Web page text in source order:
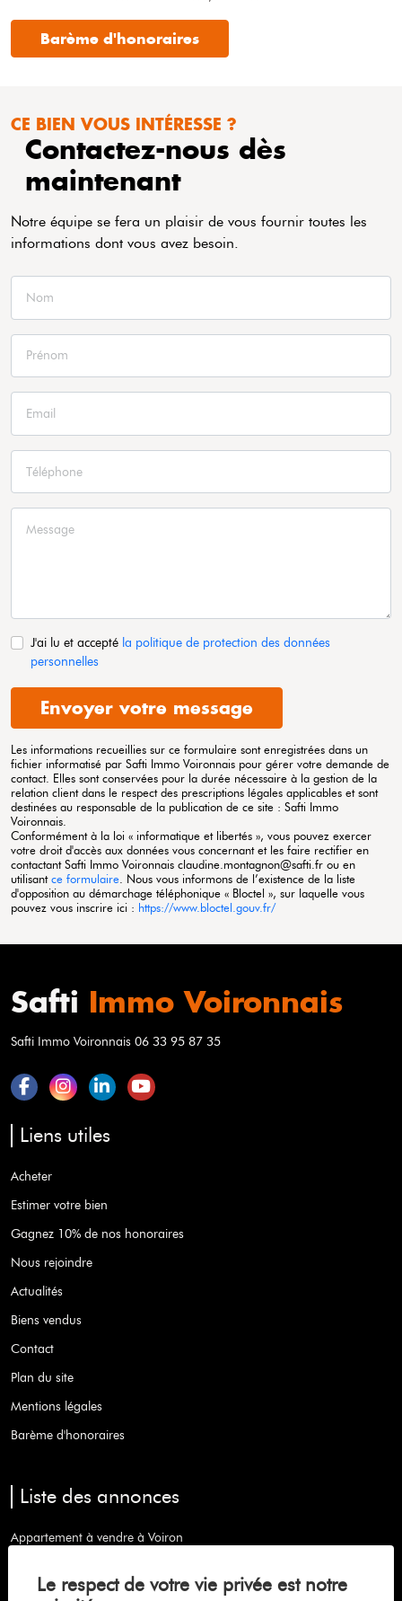
Le respect de votre vie privée est notre
Barème d'honoraires
CE BIEN VOUS INTÉRESSE ?
Contactez-nous dès
maintenant
Notre équipe se fera un plaisir de vous fournir toutes les
informations dont vous avez besoin.
J'ai lu et accepté la politique de protection des données
personnelles
Envoyer votre message
Les informations recueillies sur ce formulaire sont enregistrées dans un
fichier informatisé par Safti Immo Voironnais pour gérer votre demande de
contact. Elles sont conservées pour la durée nécessaire à la gestion de la
relation client dans le respect des prescriptions légales applicables et sont
destinées au responsable de la publication de ce site : Safti Immo
Voironnais
Conformément à la loi « informatique et libertés », vous pouvez exercer
votre droit d'accès aux données vous concernant et les faire rectifier en
contactant Safti Immo Voironnais claudine.montagnon@safti.fr ou en
utilisant ce formulaire . Nous vous informons de l’existence de la liste
d'opposition au démarchage téléphonique « Bloctel », sur laquelle vous
pouvez vous inscrire ici : https://www.bloctel.gouv.fr/
Safti Immo Voironnais
Safti Immo Voironnais 06 33 95 87 35
Liens utiles
Acheter
Estimer votre bien
Gagnez 10% de nos honoraires
Nous rejoindre
Actualités
Biens vendus
Contact
Plan du site
Mentions légales
Barème d'honoraires
Liste des annonces
Appartement à vendre à Voiron
Maison à vendre à Saint-etienne-de-crossey